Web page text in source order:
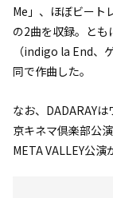
Me」、ほぼビート
の2曲を収録。と
（indigo la End、
同で作曲した。
なお、DADARAY
京キネマ倶楽部公
META VALLEY公演